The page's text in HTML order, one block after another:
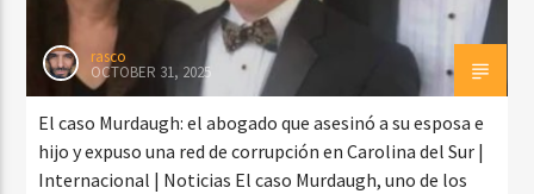
rasco
OCTOBER 31, 2025
El caso Murdaugh: el abogado que asesinó a su esposa e
hijo y expuso una red de corrupción en Carolina del Sur |
Internacional | Noticias El caso Murdaugh, uno de los